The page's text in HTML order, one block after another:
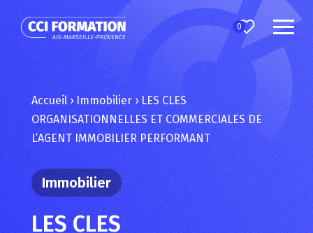
0
Accueil›Immobilier›LES CLES
ORGANISATIONNELLES ET COMMERCIALES DE
L’AGENT IMMOBILIER PERFORMANT
Immobilier
LES CLES